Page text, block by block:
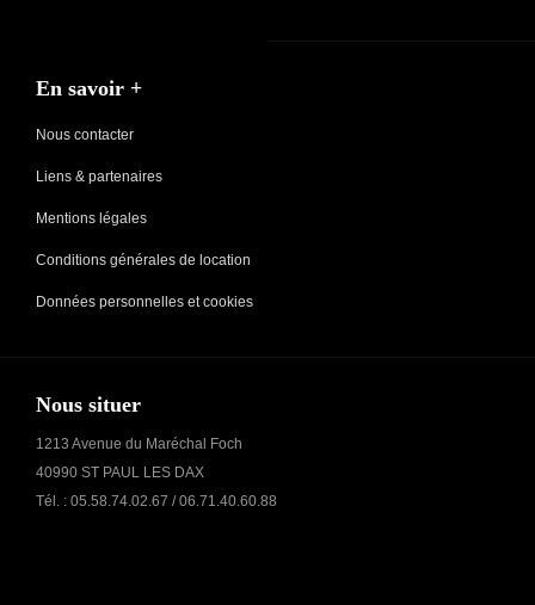
En savoir +
Nous contacter
Liens & partenaires
Mentions légales
Conditions générales de location
Données personnelles et cookies
Nous situer
1213 Avenue du Maréchal Foch
40990 ST PAUL LES DAX
Tél. : 05.58.74.02.67 / 06.71.40.60.88